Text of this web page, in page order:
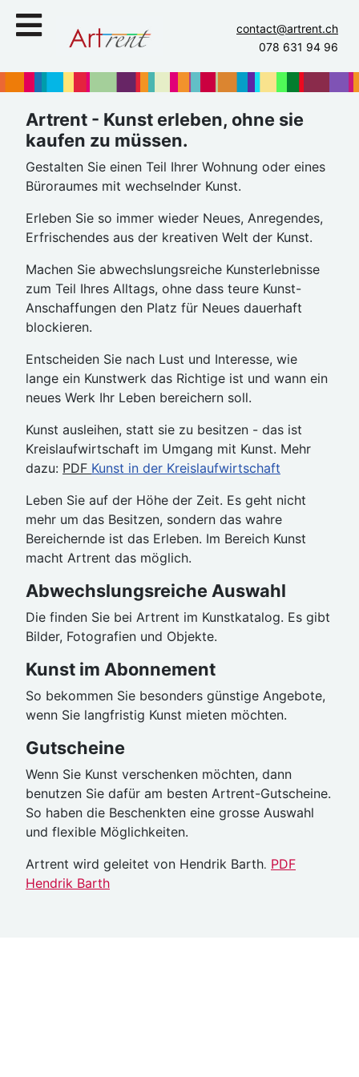
contact@artrent.ch
078 631 94 96
Artrent - Kunst erleben, ohne sie
kaufen zu müssen.
Gestalten Sie einen Teil Ihrer Wohnung oder eines
Büroraumes mit wechselnder Kunst.
Erleben Sie so immer wieder Neues, Anregendes,
Erfrischendes aus der kreativen Welt der Kunst.
Machen Sie abwechslungsreiche Kunsterlebnisse
zum Teil Ihres Alltags, ohne dass teure Kunst-
Anschaffungen den Platz für Neues dauerhaft
blockieren.
Entscheiden Sie nach Lust und Interesse, wie
lange ein Kunstwerk das Richtige ist und wann ein
neues Werk Ihr Leben bereichern soll.
Kunst ausleihen, statt sie zu besitzen - das ist
Kreislaufwirtschaft im Umgang mit Kunst. Mehr
dazu: PDF Kunst in der Kreislaufwirtschaft
Leben Sie auf der Höhe der Zeit. Es geht nicht
mehr um das Besitzen, sondern das wahre
Bereichernde ist das Erleben. Im Bereich Kunst
macht Artrent das möglich.
Abwechslungsreiche Auswahl
Die finden Sie bei Artrent im Kunstkatalog. Es gibt
Bilder, Fotografien und Objekte.
Kunst im Abonnement
So bekommen Sie besonders günstige Angebote,
wenn Sie langfristig Kunst mieten möchten.
Gutscheine
Wenn Sie Kunst verschenken möchten, dann
benutzen Sie dafür am besten Artrent-Gutscheine.
So haben die Beschenkten eine grosse Auswahl
und flexible Möglichkeiten.
Artrent wird geleitet von Hendrik Barth. PDF
Hendrik Barth